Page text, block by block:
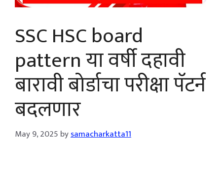
SSC HSC board
pattern या वर्षी दहावी
बारावी बोर्डाचा परीक्षा पॅटर्न
बदलणार
May 9, 2025 bysamacharkatta11